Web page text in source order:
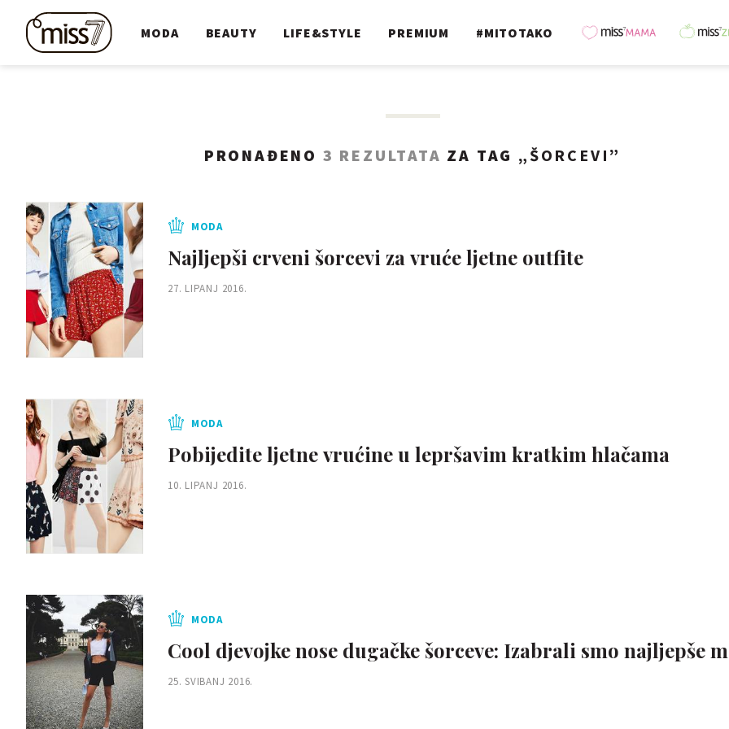
MODA BEAUTY LIFE&STYLE PREMIUM #MITOTAKO
PRONAĐENO 3 REZULTATA ZA TAG „ ŠORCEVI ”
MODA
Najljepši crveni šorcevi za vruće ljetne outfite
27. LIPANJ 2016.
MODA
Pobijedite ljetne vrućine u lepršavim kratkim hlačama
10. LIPANJ 2016.
MODA
Cool djevojke nose dugačke šorceve: Izabrali smo najljepše
25. SVIBANJ 2016.